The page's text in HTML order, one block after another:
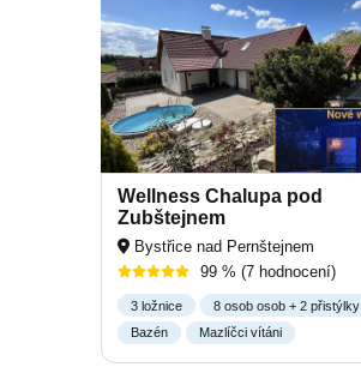
Wellness Chalupa pod
Zubštejnem
Bystřice nad Pernštejnem
99 % (7 hodnocení)
3 ložnice 8 osob osob + 2 přistýlky
Bazén
Mazlíčci vítáni